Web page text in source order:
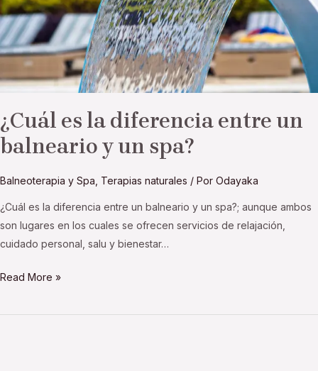
¿Cuál es la diferencia entre un
balneario y un spa?
Balneoterapia y Spa Terapias naturales / Por Odayaka
¿Cuál es la diferencia entre un balneario y un spa?; aunque ambos
son lugares en los cuales se ofrecen servicios de relajación,
cuidado personal, salu y bienestar…
un
balneario
y
Read More »